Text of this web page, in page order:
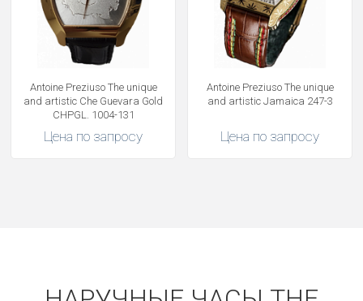
Antoine Preziuso The unique
and artistic Che Guevara Gold
CHPGL. 1004-131
Цена по запросу
Antoine Preziuso The unique
and artistic Jamaica 247-3
Цена по запросу